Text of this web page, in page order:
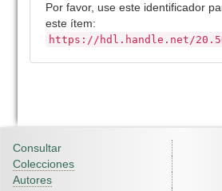
Por favor, use este identificador
este ítem:
https://hdl.handle.net/
Consultar
Colecciones
Autores